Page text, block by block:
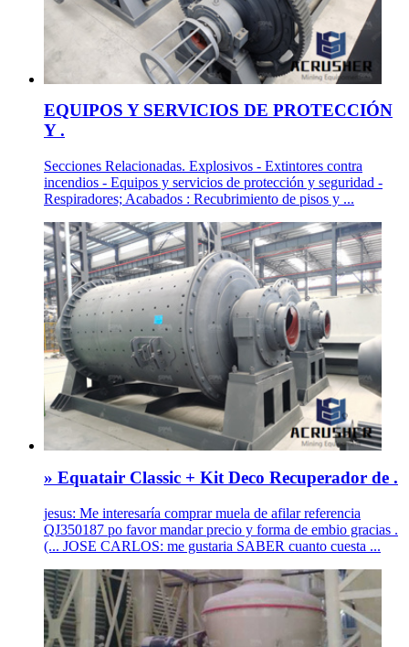
EQUIPOS Y SERVICIOS DE PROTECCIÓN
Y .
Secciones Relacionadas. Explosivos - Extintores contra
incendios - Equipos y servicios de protección y seguridad -
Respiradores; Acabados : Recubrimiento de pisos y ...
» Equatair Classic + Kit Deco Recuperador de .
jesus: Me interesaría comprar muela de afilar referencia
QJ350187 po favor mandar precio y forma de embio gracias .
(... JOSE CARLOS: me gustaria SABER cuanto cuesta ...